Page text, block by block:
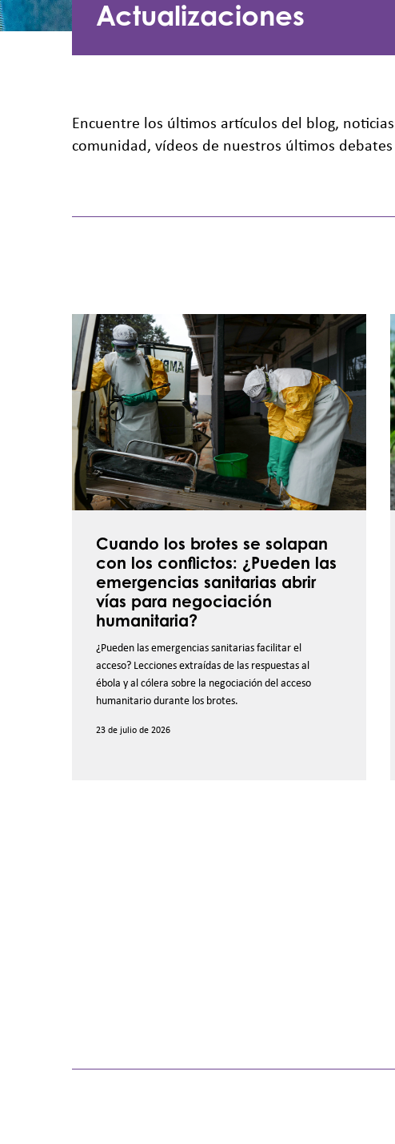
Actualizaciones
Encuentre los últimos artículos del blog,
comunidad, vídeos de nuestros últimos
Cuando
los
brotes
se
solapan
con
los
conflictos:
¿Pueden
emergencias
sanitarias
abrir
vías
negociación
humanitaria?
Cuando los brotes se solapan
con los conflictos: ¿Pueden las
emergencias sanitarias abrir
vías para negociación
humanitaria?
¿Pueden las emergencias sanitarias facilitar el
acceso? Lecciones extraídas de las respuestas al
ébola y al cólera sobre la negociación del acceso
humanitario durante los brotes.
23 de julio de 2026